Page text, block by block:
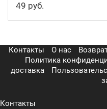
49 руб.
Контакты О нас
Политика
доставка
Контакты